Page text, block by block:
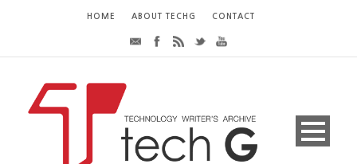
HOME ABOUT TECHG CONTACT